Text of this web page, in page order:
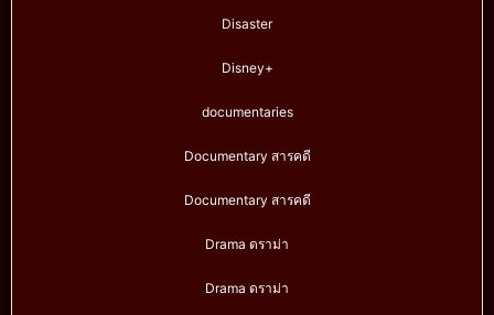
Disaster
Disney+
documentaries
Documentary สารคดี
Documentary สารคดี
Drama ดราม่า
Drama ดราม่า